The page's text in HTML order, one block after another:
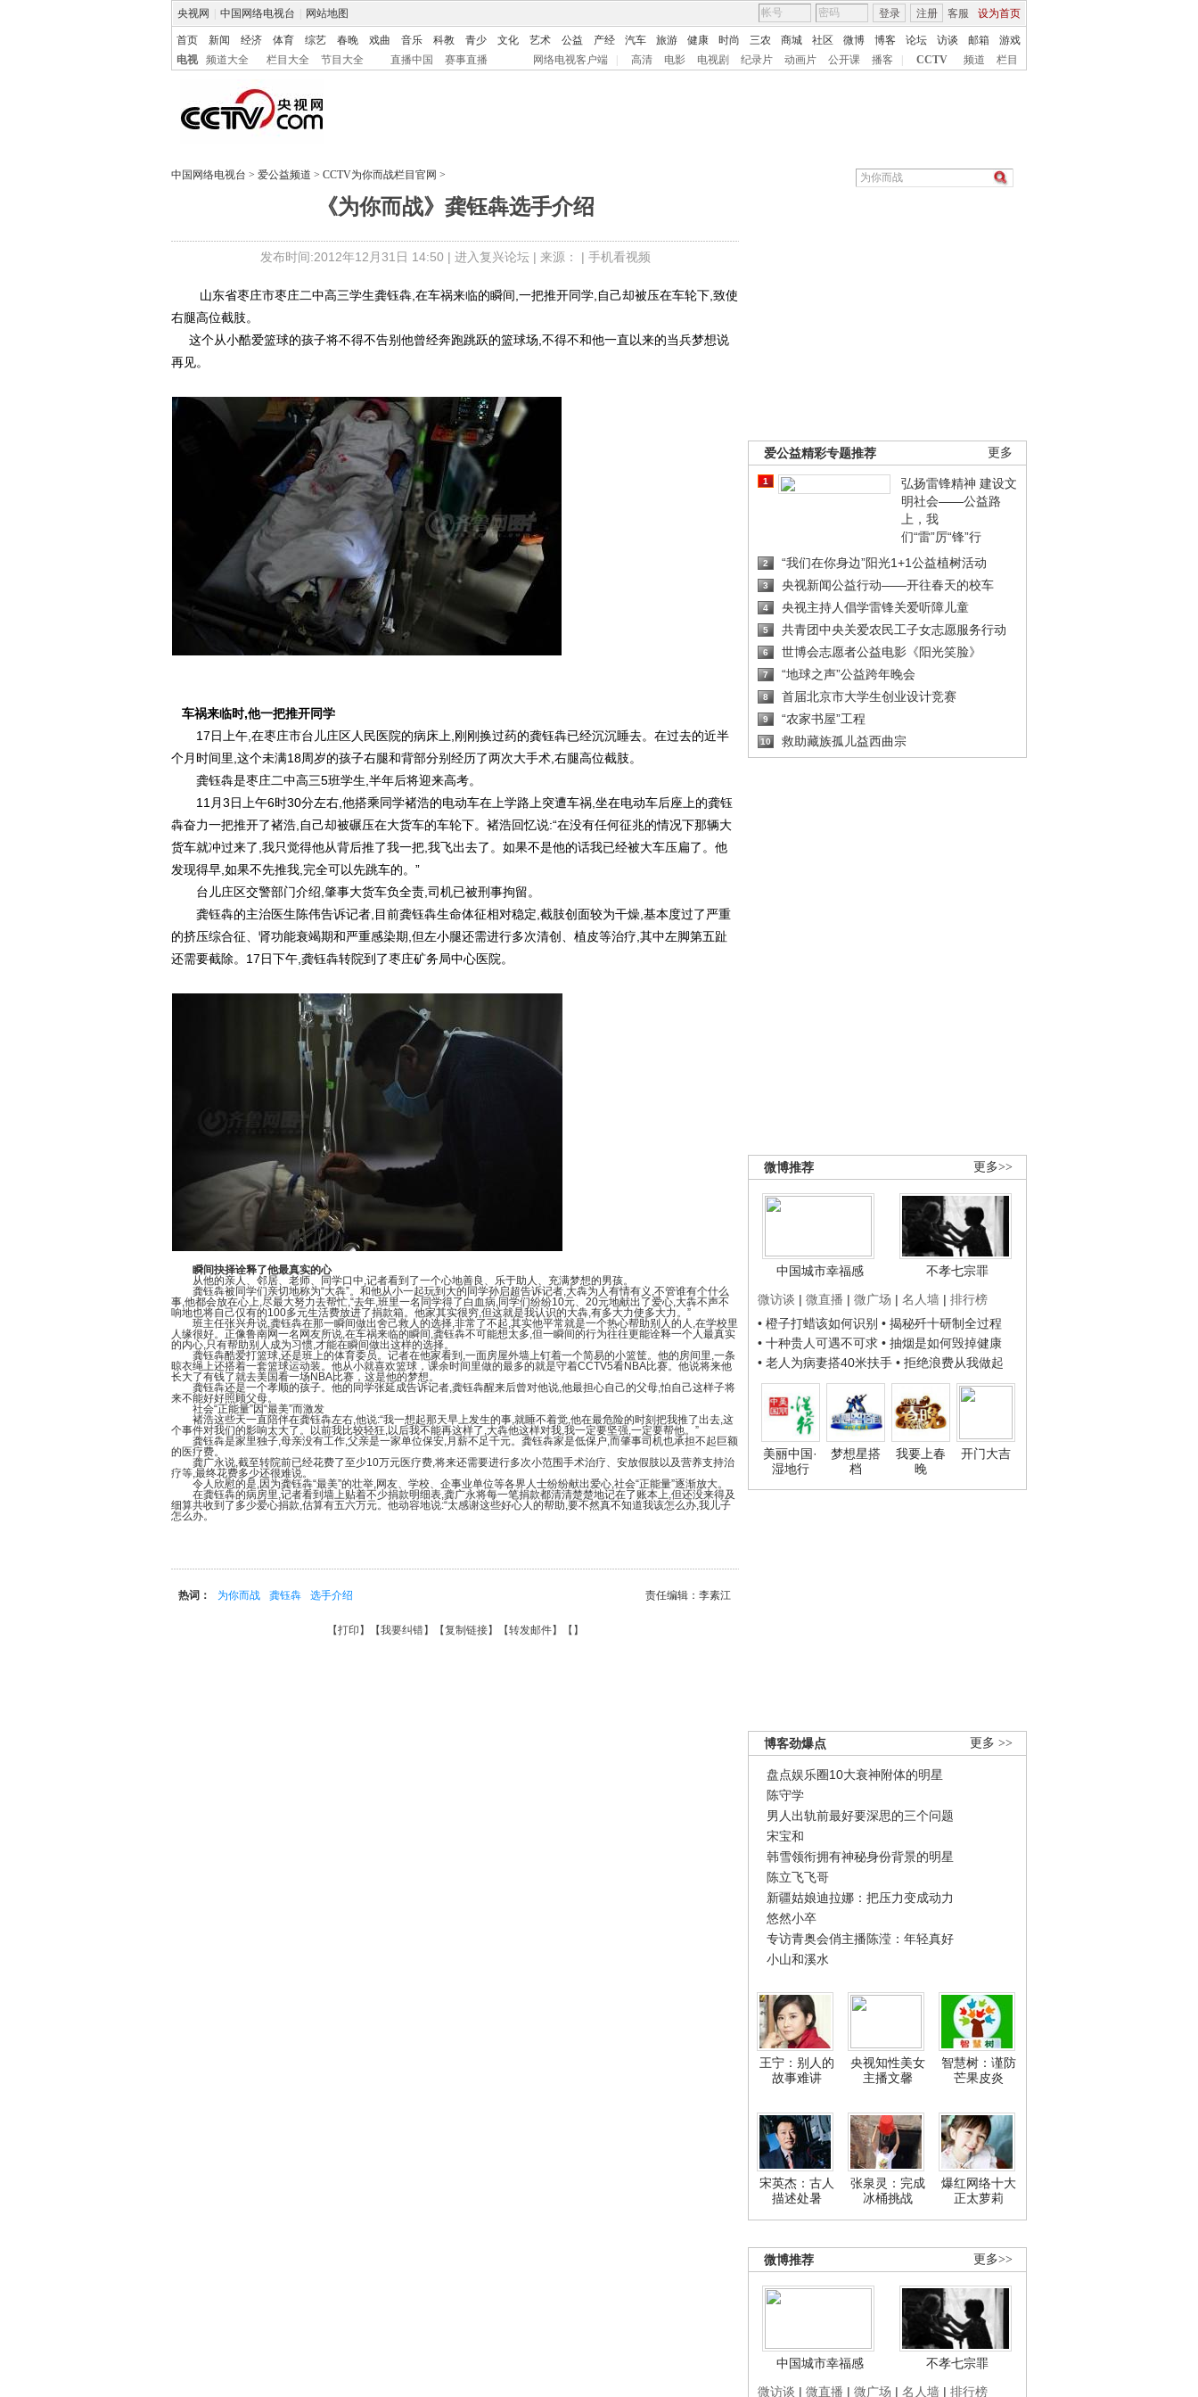
央视网 中国网络电视台 网站地图 客服 设为首页
登录 注册
首页 新闻 经济 体育 综艺 春晚 戏曲 音乐 科教 青少 文化 艺术 公益 产经 汽车 旅游 健康 时尚 三农 商城 社区 微博 博客 论坛 访谈 邮箱
游戏
电视
频道大全 栏目大全 节目大全 直播中国 赛事直播 网络电视客户端 高清 电影 电视剧 纪录片 动画片 公开课 播客 CCTV 频道 栏目
中国网络电视台 > 爱公益频道 > CCTV为你而战栏目官网 >
《为你而战》龚钰犇选手介绍
发布时间:2012年12月31日 14:50 | 进入复兴论坛| 来源： | 手机看视频
更多
爱公益精彩专题推荐
1
弘扬雷锋精神 建设文
明社会——公益路
上，我
们“雷”厉“锋”行
2 “我们在你身边”阳光1+1公益植树活动
3 央视新闻公益行动——开往春天的校车
4 央视主持人倡学雷锋关爱听障儿童
5 共青团中央关爱农民工子女志愿服务行动
6 世博会志愿者公益电影《阳光笑脸》
7 “地球之声”公益跨年晚会
8 首届北京市大学生创业设计竞赛
9 “农家书屋”工程
10 救助藏族孤儿益西曲宗
更多>>
微博推荐
中国城市幸福感
不孝七宗罪
微访谈 | 微直播 | 微广场 | 名人墙 | 排行榜
• 橙子打蜡该如何识别 • 揭秘歼十研制全过程
• 十种贵人可遇不可求 • 抽烟是如何毁掉健康
• 老人为病妻搭40米扶手 • 拒绝浪费从我做起
美丽中国·
湿地行
梦想星搭
档
我要上春
晚
开门大吉
更多 >>
博客劲爆点
盘点娱乐圈10大衰神附体的明星
陈守学
男人出轨前最好要深思的三个问题
宋宝和
韩雪领衔拥有神秘身份背景的明星
陈立飞飞哥
新疆姑娘迪拉娜：把压力变成动力
悠然小卒
专访青奥会俏主播陈滢：年轻真好
小山和溪水
王宁：别人的
故事难讲
央视知性美女
主播文馨
智慧树：谨防
芒果皮炎
宋英杰：古人
描述处暑
张泉灵：完成
冰桶挑战
爆红网络十大
正太萝莉
更多>>
微博推荐
中国城市幸福感
不孝七宗罪
微访谈 | 微直播 | 微广场 | 名人墙 | 排行榜
山东省枣庄市枣庄二中高三学生龚钰犇,在车祸来临的瞬间,一把推开同学,自己却被压在车轮下,致使
右腿高位截肢。
这个从小酷爱篮球的孩子将不得不告别他曾经奔跑跳跃的篮球场,不得不和他一直以来的当兵梦想说
再见。
车祸来临时,他一把推开同学
17日上午,在枣庄市台儿庄区人民医院的病床上,刚刚换过药的龚钰犇已经沉沉睡去。在过去的近半
个月时间里,这个未满18周岁的孩子右腿和背部分别经历了两次大手术,右腿高位截肢。
龚钰犇是枣庄二中高三5班学生,半年后将迎来高考。
11月3日上午6时30分左右,他搭乘同学褚浩的电动车在上学路上突遭车祸,坐在电动车后座上的龚钰
犇奋力一把推开了褚浩,自己却被碾压在大货车的车轮下。褚浩回忆说:“在没有任何征兆的情况下那辆大
货车就冲过来了,我只觉得他从背后推了我一把,我飞出去了。如果不是他的话我已经被大车压扁了。他
发现得早,如果不先推我,完全可以先跳车的。”
台儿庄区交警部门介绍,肇事大货车负全责,司机已被刑事拘留。
龚钰犇的主治医生陈伟告诉记者,目前龚钰犇生命体征相对稳定,截肢创面较为干燥,基本度过了严重
的挤压综合征、肾功能衰竭期和严重感染期,但左小腿还需进行多次清创、植皮等治疗,其中左脚第五趾
还需要截除。17日下午,龚钰犇转院到了枣庄矿务局中心医院。
瞬间抉择诠释了他最真实的心
从他的亲人、邻居、老师、同学口中,记者看到了一个心地善良、乐于助人、充满梦想的男孩。
龚钰犇被同学们亲切地称为“大犇”。和他从小一起玩到大的同学孙启超告诉记者,大犇为人有情有义,不管谁有个什么
事,他都会放在心上,尽最大努力去帮忙,“去年,班里一名同学得了白血病,同学们纷纷10元、20元地献出了爱心,大犇不声不
响地也将自己仅有的100多元生活费放进了捐款箱。他家其实很穷,但这就是我认识的大犇,有多大力使多大力。”
班主任张兴舟说,龚钰犇在那一瞬间做出舍己救人的选择,非常了不起,其实他平常就是一个热心帮助别人的人,在学校里
人缘很好。正像鲁南网一名网友所说,在车祸来临的瞬间,龚钰犇不可能想太多,但一瞬间的行为往往更能诠释一个人最真实
的内心,只有帮助别人成为习惯,才能在瞬间做出这样的选择。
龚钰犇酷爱打篮球,还是班上的体育委员。记者在他家看到,一面房屋外墙上钉着一个简易的小篮筐。他的房间里,一条
晾衣绳上还搭着一套篮球运动装。他从小就喜欢篮球，课余时间里做的最多的就是守着CCTV5看NBA比赛。他说将来他
长大了有钱了就去美国看一场NBA比赛，这是他的梦想。
龚钰犇还是一个孝顺的孩子。他的同学张延成告诉记者,龚钰犇醒来后曾对他说,他最担心自己的父母,怕自己这样子将
来不能好好照顾父母。
社会“正能量”因“最美”而激发
褚浩这些天一直陪伴在龚钰犇左右,他说:“我一想起那天早上发生的事,就睡不着觉,他在最危险的时刻把我推了出去,这
个事件对我们的影响太大了。以前我比较轻狂,以后我不能再这样了,大犇他这样对我,我一定要坚强,一定要帮他。”
龚钰犇是家里独子,母亲没有工作,父亲是一家单位保安,月薪不足千元。龚钰犇家是低保户,而肇事司机也承担不起巨额
的医疗费。
龚广永说,截至转院前已经花费了至少10万元医疗费,将来还需要进行多次小范围手术治疗、安放假肢以及营养支持治
疗等,最终花费多少还很难说。
令人欣慰的是,因为龚钰犇“最美”的壮举,网友、学校、企事业单位等各界人士纷纷献出爱心,社会“正能量”逐渐放大。
在龚钰犇的病房里,记者看到墙上贴着不少捐款明细表,龚广永将每一笔捐款都清清楚楚地记在了账本上,但还没来得及
细算共收到了多少爱心捐款,估算有五六万元。他动容地说:“太感谢这些好心人的帮助,要不然真不知道我该怎么办,我儿子
怎么办。
责任编辑：李素江
热词： 为你而战 龚钰犇 选手介绍
【打印 】【我要纠错】【复制链接】【转发邮件】【 】